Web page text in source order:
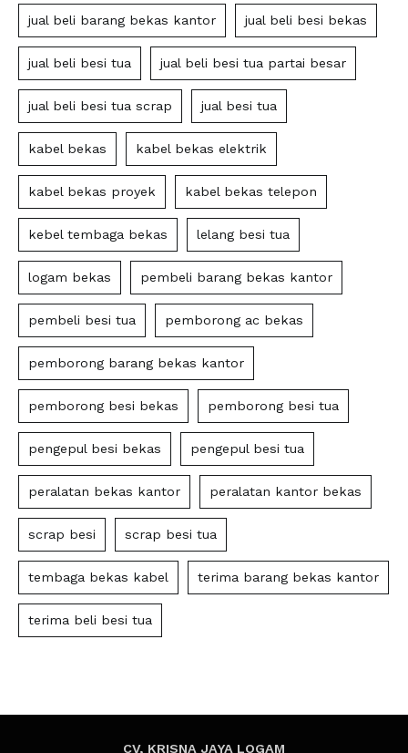
jual beli barang bekas kantor jual beli besi bekas
jual beli besi tua jual beli besi tua partai besar
jual beli besi tua scrap jual besi tua
kabel bekas kabel bekas elektrik
kabel bekas proyek kabel bekas telepon
kebel tembaga bekas lelang besi tua
logam bekas pembeli barang bekas kantor
pembeli besi tua pemborong ac bekas
pemborong barang bekas kantor
pemborong besi bekas pemborong besi tua
pengepul besi bekas pengepul besi tua
peralatan bekas kantor peralatan kantor bekas
scrap besi scrap besi tua
tembaga bekas kabel terima barang bekas kantor
terima beli besi tua
CV, KRISNA JAYA LOGAM